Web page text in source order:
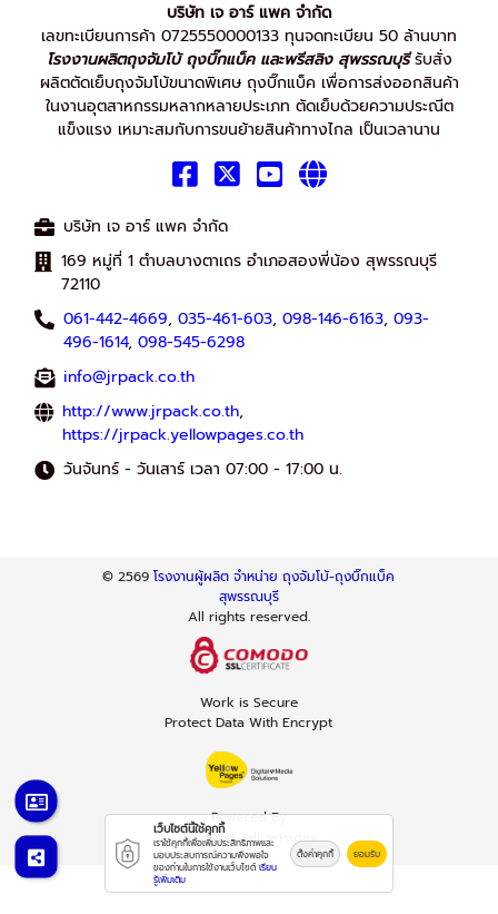
บริษัท เจ อาร์ แพค จำกัด
เลขทะเบียนการค้า 0725550000133 ทุนจดทะเบียน 50 ล้านบาท
โรงงานผลิตถุงจัมโบ้ ถุงบิ๊กแบ็ค และพรีสลิง สุพรรณบุรีรับสั่ง
ผลิตตัดเย็บถุงจัมโบ้ขนาดพิเศษ ถุงบิ๊กแบ็ค เพื่อการส่งออกสินค้า
ในงานอุตสาหกรรมหลากหลายประเภท ตัดเย็บด้วยความประณีต
แข็งแรง เหมาะสมกับการขนย้ายสินค้าทางไกล เป็นเวลานาน
บริษัท เจ อาร์ แพค จำกัด
169 หมู่ที่ 1 ตำบลบางตาเถร อำเภอสองพี่น้อง สุพรรณบุรี
72110
061-442-4669, 035-461-603, 098-146-6163, 093-
496-1614, 098-545-6298
info@jrpack.co.th
http://www.jrpack.co.th,
https://jrpack.yellowpages.co.th
วันจันทร์ - วันเสาร์ เวลา 07:00 - 17:00 น.
© 2569โรงงานผู้ผลิต จำหน่าย ถุงจัมโบ้-ถุงบิ๊กแบ็ค
สุพรรณบุรี
All rights reserved.
Work is Secure
Protect Data With Encrypt
Powered By
Thailand YellowPages
เว็บไซต์นี้ใช้คุกกี้
เราใช้คุกกี้เพื่อเพิ่มประสิทธิภาพและ
มอบประสบการณ์ความพึงพอใจ
ของท่านในการใช้งานเว็บไซต์ เรียน
รู้เพิ่มเติม
ตั้งค่าคุกกี้ ยอมรับ